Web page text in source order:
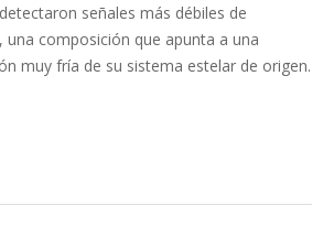
señales más débiles de
composición que apunta a una
muy fría de su sistema estelar de origen.